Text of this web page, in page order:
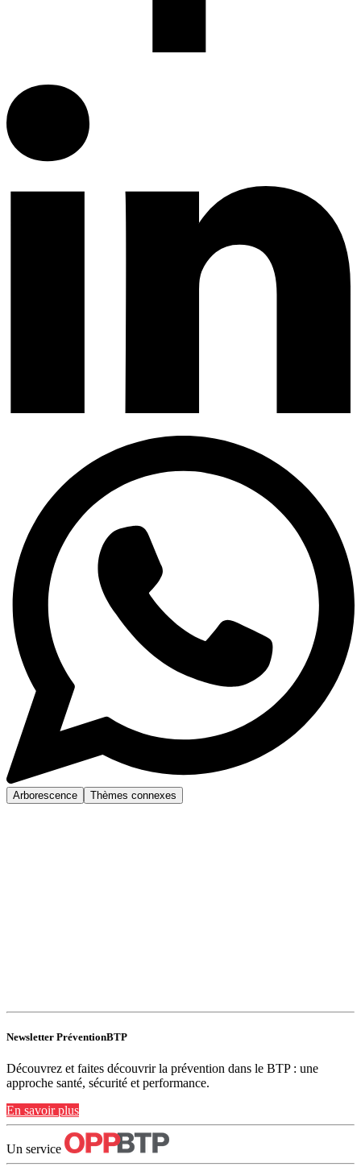
Arborescence Thèmes connexes
Newsletter PréventionBTP
Découvrez et faites découvrir la prévention dans le BTP : une
approche santé, sécurité et performance.
En savoir plus
Un service